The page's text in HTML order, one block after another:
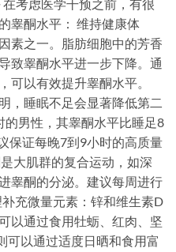
考虑医学干预之前，有很
睾酮水平： 维持健康体
素之一。脂肪细胞中的芳香
致睾酮水平进一步下降。通
可以有效提升睾酮水平。
，睡眠不足会显著降低第二
男性，其睾酮水平比睡足8
保证每晚7到9小时的高质量
大肌群的复合运动，如深
睾酮的分泌。建议每周进行
充微量元素：锌和维生素D
以通过食用牡蛎、红肉、坚
可以通过适度日晒和食用富